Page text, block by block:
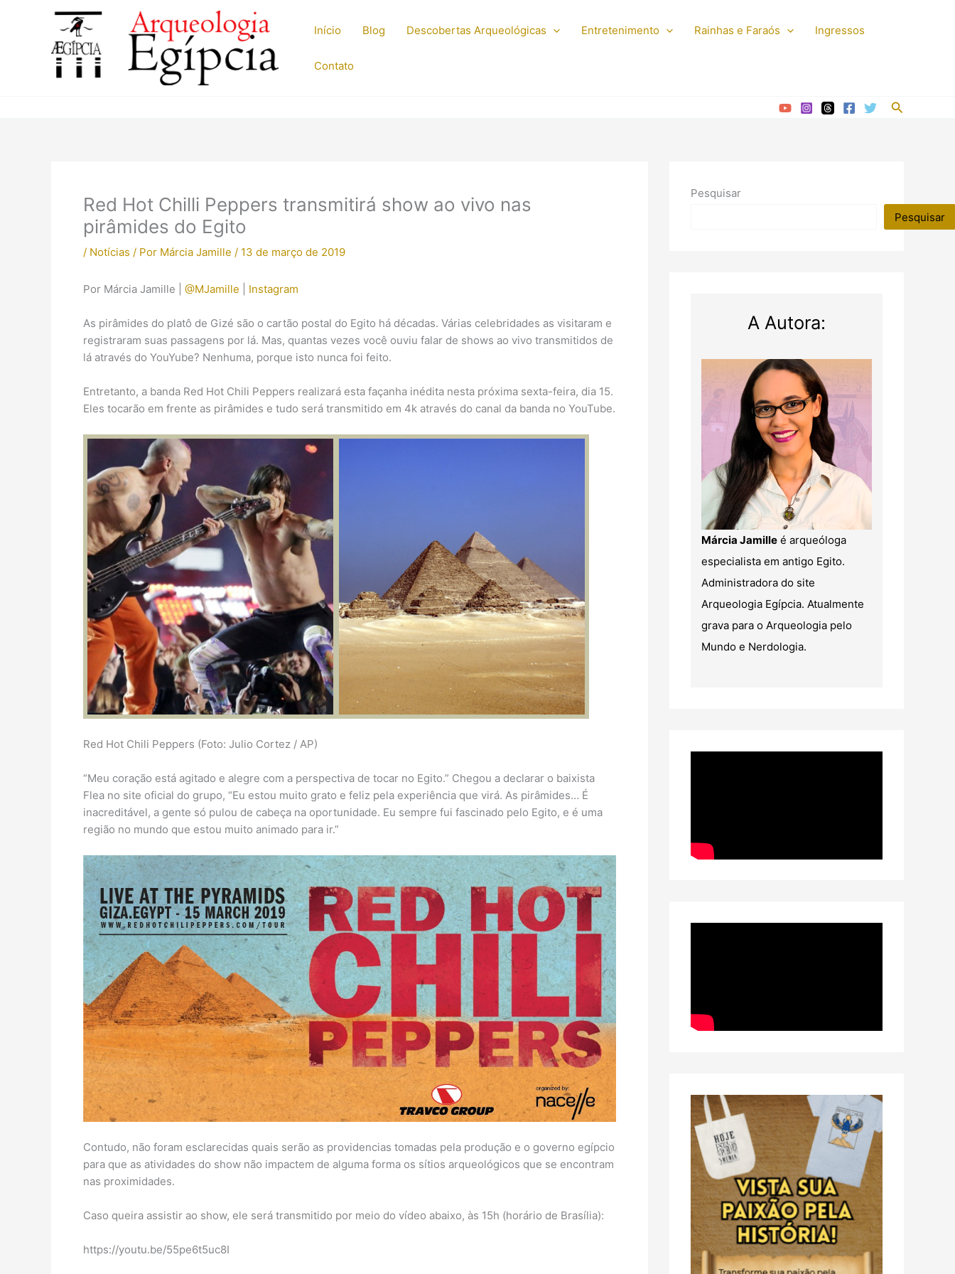
Início Blog Descobertas Arqueológicas Entretenimento Rainhas e Faraós Ingressos
Contato
Pesquisar
Red Hot Chilli Peppers transmitirá show ao vivo nas
pirâmides do Egito
/ Notícias / Por Márcia Jamille / 13 de março de 2019
Por Márcia Jamille | @MJamille Instagram
As pirâmides do platô de Gizé são o cartão postal do Egito há décadas. Várias celebridades as visitaram e
registraram suas passagens por lá. Mas, quantas vezes você ouviu falar de shows ao vivo transmitidos de
lá através do YouYube? Nenhuma, porque isto nunca foi feito.
Entretanto, a banda Red Hot Chili Peppers realizará esta façanha inédita nesta próxima sexta-feira, dia 15.
Eles tocarão em frente as pirâmides e tudo será transmitido em 4k através do canal da banda no YouTube.
Red Hot Chili Peppers (Foto: Julio Cortez / AP)
“Meu coração está agitado e alegre com a perspectiva de tocar no Egito.” Chegou a declarar o baixista
Flea no site oficial do grupo, “Eu estou muito grato e feliz pela experiência que virá. As pirâmides… É
inacreditável, a gente só pulou de cabeça na oportunidade. Eu sempre fui fascinado pelo Egito, e é uma
região no mundo que estou muito animado para ir.”
Contudo, não foram esclarecidas quais serão as providencias tomadas pela produção e o governo egípcio
para que as atividades do show não impactem de alguma forma os sítios arqueológicos que se encontram
nas proximidades.
Caso queira assistir ao show, ele será transmitido por meio do vídeo abaixo, às 15h (horário de Brasília):
https://youtu.be/55pe6t5uc8I
Pesquisar
Pesquisar
A Autora:
Márcia Jamille é arqueóloga
especialista em antigo Egito.
Administradora do site
Arqueologia Egípcia. Atualmente
grava para o Arqueologia pelo
Mundo e Nerdologia.